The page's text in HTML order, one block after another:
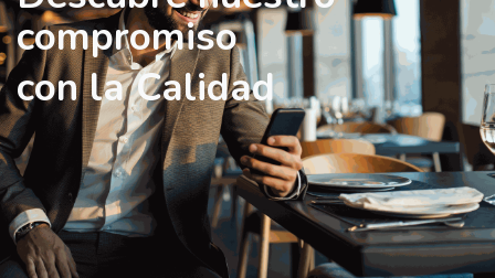
compromiso
con la Calidad